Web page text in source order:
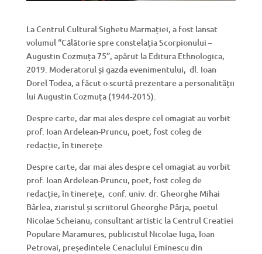
La Centrul Cultural Sighetu Marmației, a fost lansat
volumul “Călătorie spre constelația Scorpionului –
Augustin Cozmuța 75”, apărut la Editura Ethnologica,
2019. Moderatorul și gazda evenimentului, dl. Ioan
Dorel Todea, a făcut o scurtă prezentare a personalității
lui Augustin Cozmuța (1944-2015).
Despre carte, dar mai ales despre cel omagiat au vorbit
prof. Ioan Ardelean-Pruncu, poet, fost coleg de
redacție, în tinerețe
Despre carte, dar mai ales despre cel omagiat au vorbit
prof. Ioan Ardelean-Pruncu, poet, fost coleg de
redacție, în tinerețe, conf. univ. dr. Gheorghe Mihai
Bârlea, ziaristul și scriitorul Gheorghe Pârja, poetul
Nicolae Scheianu, consultant artistic la Centrul Creatiei
Populare Maramures, publicistul Nicolae Iuga, Ioan
Petrovai, președintele Cenaclului Eminescu din